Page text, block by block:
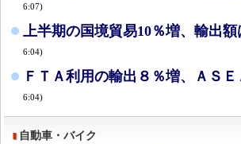
6:07)
上半期の国境貿易10％増、輸出
6:04)
ＦＴＡ利用の輸出８％増、ＡＳＥ
6:04)
自動車・バイク